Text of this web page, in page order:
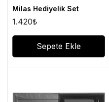
Milas Hediyelik Set
1.420₺
Sepete Ekle